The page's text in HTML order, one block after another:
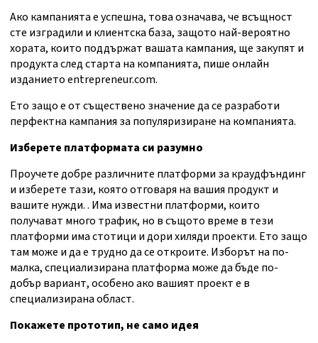
Ако кампанията е успешна, това означава, че всъщност
сте изградили и клиентска база, защото най-вероятно
хората, които поддържат вашата кампания, ще закупят и
продукта след старта на компанията, пише онлайн
изданието entrepreneur.com.
Ето защо е от съществено значение да се разработи
перфектна кампания за популяризиране на компанията.
Изберете платформата си разумно
Проучете добре различните платформи за краудфъндинг
и изберете тази, която отговаря на вашия продукт и
вашите нужди. . Има известни платформи, които
получават много трафик, но в същото време в тези
платформи има стотици и дори хиляди проекти. Ето защо
там може и да е трудно да се откроите. Изборът на по-
малка, специализирана платформа може да бъде по-
добър вариант, особено ако вашият проект е в
специализирана област.
Покажете прототип, не само идея